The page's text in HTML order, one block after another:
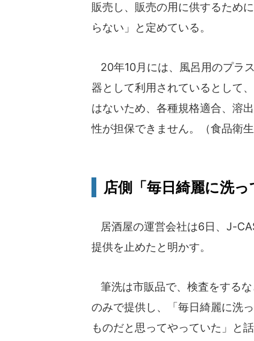
販売し、販売の用に供するため
らない」と定めている。
20年10月には、風呂用のプラ
器として利用されているとして
はないため、各種規格適合、溶
性が担保できません。（食品衛
店側「毎日綺麗に洗っ
居酒屋の運営会社は6日、J-
提供を止めたと明かす。
筆洗は市販品で、検査をする
のみで提供し、「毎日綺麗に洗
ものだと思ってやっていた」と